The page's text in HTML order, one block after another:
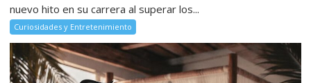
nuevo hito en su carrera al superar los...
Curiosidades y Entretenimiento